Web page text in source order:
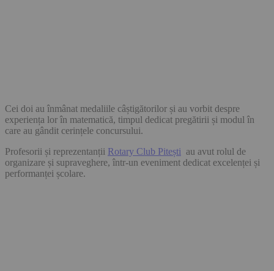
Cei doi au înmânat medaliile câștigătorilor și au vorbit despre
experiența lor în matematică, timpul dedicat pregătirii și modul în
care au gândit cerințele concursului.
Profesorii și reprezentanții Rotary Club Pitești au avut rolul de
organizare și supraveghere, într-un eveniment dedicat excelenței și
performanței școlare.